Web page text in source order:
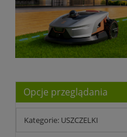
Opcje przeglądania
Kategorie: USZCZELKI